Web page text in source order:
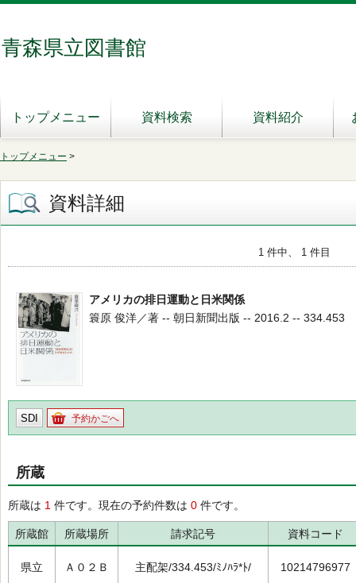
青森県立図書館
トップメニュー 資料検索 資料紹介
トップメニュー >
資料詳細
1 件中、 1 件目
アメリカの排日運動と日米関係
簑原 俊洋／著 -- 朝日新聞出版 -- 2016.2 -- 334.453
SDI 予約かごへ
所蔵
所蔵は 1 件です。現在の予約件数は 0 件です。
所蔵館 所蔵場所 請求記号 資料コード
県立 Ａ０２Ｂ 主配架/334.453/ﾐﾉﾊﾗ*ﾄ/ 10214796977